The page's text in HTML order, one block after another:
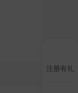
注册有礼